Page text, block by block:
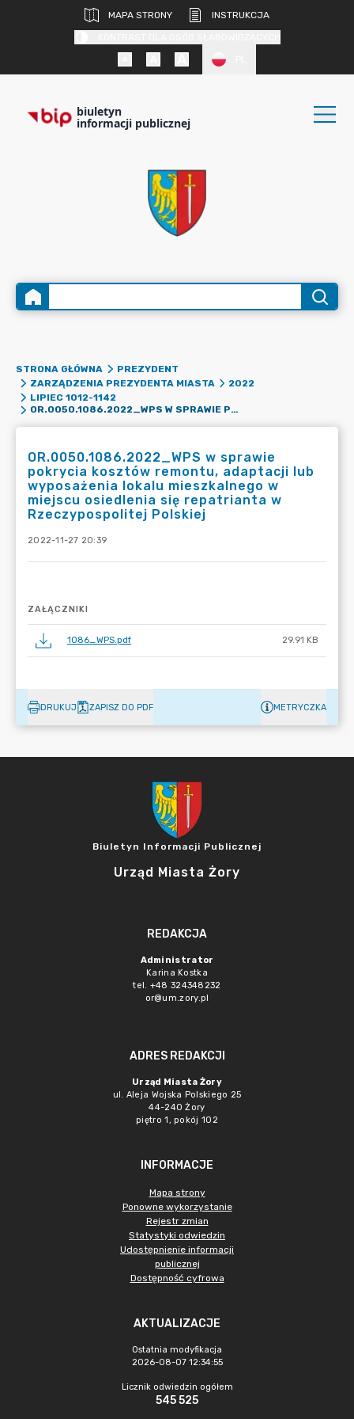
MAPA STRONY
INSTRUKCJA
biuletyn
informacji publicznej
STRONA GŁÓWNA
PREZYDENT
ZARZĄDZENIA PREZYDENTA MIASTA
2022
LIPIEC 1012-1142
OR.0050.1086.2022_WPS W SPRAWIE POKRYCIA KOSZTÓW REMONTU, ADAPTACJI LUB WYPOSAŻENIA LOKALU MIESZKALNEGO W MIEJSCU OSIEDLENIA SIĘ REPATRIANTA W RZECZYPOSPOLITEJ POLSKIEJ
OR.0050.1086.2022_WPS w sprawie
pokrycia kosztów remontu, adaptacji lub
wyposażenia lokalu mieszkalnego w
miejscu osiedlenia się repatrianta w
Rzeczypospolitej Polskiej
2022-11-27 20:39
ZAŁĄCZNIKI
1086_WPS.pdf 29.91 KB
DRUKUJ ZAPISZ DO PDF METRYCZKA
Biuletyn Informacji Publicznej
Urząd Miasta Żory
REDAKCJA
Administrator
Karina Kostka
tel. +48 324348232
or@um.zory.pl
ADRES REDAKCJI
Urząd Miasta Żory
ul. Aleja Wojska Polskiego 25
44-240 Żory
piętro 1, pokój 102
INFORMACJE
Mapa strony
Ponowne wykorzystanie
Rejestr zmian
Statystyki odwiedzin
Udostępnienie informacji
publicznej
Dostępność cyfrowa
AKTUALIZACJE
Ostatnia modyfikacja
2026-08-07 12:34:55
Licznik odwiedzin ogółem
545 525